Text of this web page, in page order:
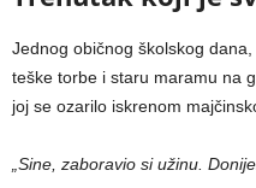
Jednog običnog školskog
teške torbe i staru maramu na
joj se ozarilo iskrenom
„Sine, zaboravio si užinu.